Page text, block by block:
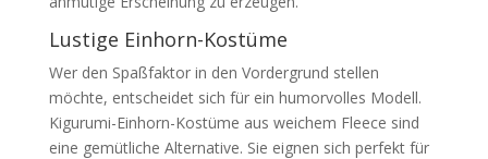
Lustige Einhorn-Kostüme
Wer den Spaßfaktor in den Vordergrund stellen
möchte, entscheidet sich für ein humorvolles Modell.
Kigurumi-Einhorn-Kostüme aus weichem Fleece sind
eine gemütliche Alternative. Sie eignen sich perfekt für